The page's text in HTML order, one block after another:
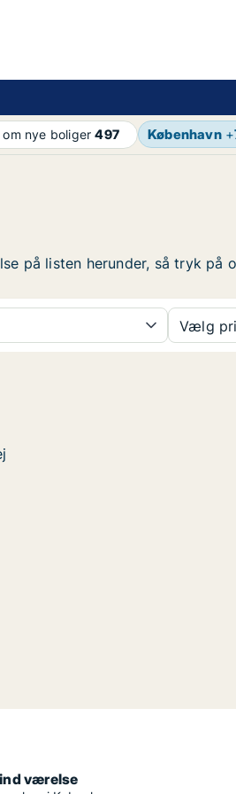
nye boliger497 København+
på listen herunder, så tryk
Vælg
værelse